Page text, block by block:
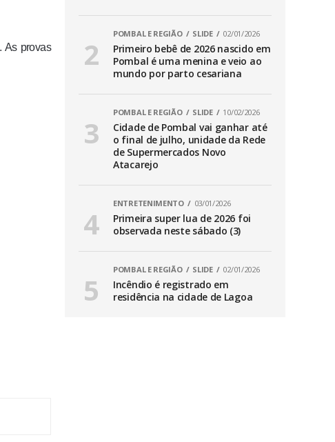
As provas
POMBAL E REGIÃO SLIDE 02/01/2026
Primeiro bebê de 2026 nascido em
Pombal é uma menina e veio ao
mundo por parto cesariana
POMBAL E REGIÃO SLIDE 10/02/2026
Cidade de Pombal vai ganhar até
o final de julho, unidade da Rede
de Supermercados Novo
Atacarejo
ENTRETENIMENTO 03/01/2026
Primeira super lua de 2026 foi
observada neste sábado (3)
POMBAL E REGIÃO SLIDE 02/01/2026
Incêndio é registrado em
residência na cidade de Lagoa